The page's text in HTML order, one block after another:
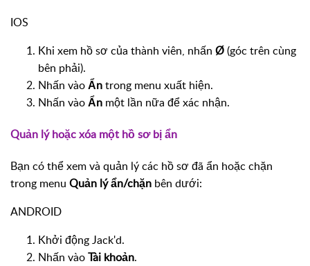
IOS
Khi xem hồ sơ của thành viên, nhấn Ø(góc trên cùng
bên phải).
Nhấn vàoẨntrong menu xuất hiện.
Nhấn vàoẨn một lần nữa để xác nhận.
Quản lý hoặc xóa một hồ sơ bị ẩn
Bạn có thể xem và quản lý các hồ sơ đã ẩn hoặc chặn
trong menu Quản lý ẩn/chặn bên dưới:
ANDROID
Khởi động Jack'd.
Nhấn vàoTài khoản.